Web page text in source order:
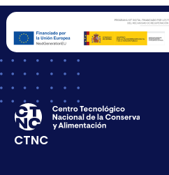
CTNC